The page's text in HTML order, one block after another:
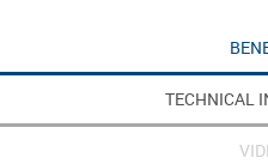
TECHNICAL